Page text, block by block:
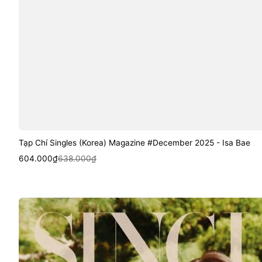
Tạp Chí Singles (Korea) Magazine #December 2025 - Isa Bae
Sale
604.000₫
Regular
638.000₫
Quick View
Tạp
Chí
Singles
(Korea)
Magazine